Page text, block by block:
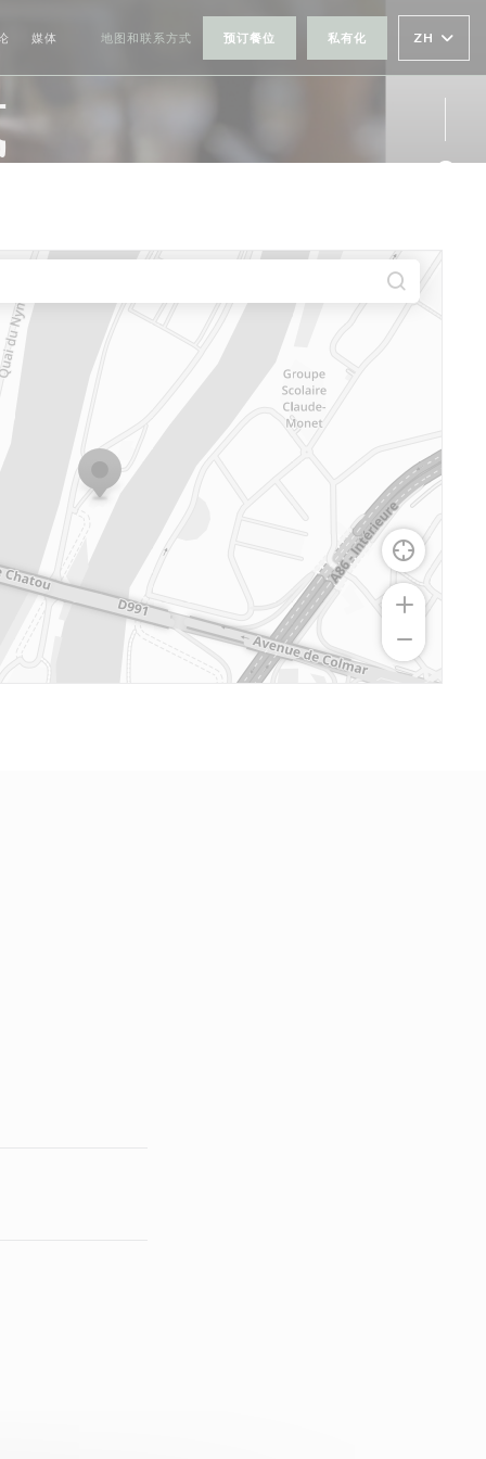
媒体
((在新窗口中打开))
地图和联系方式 预订餐位 私有化 ZH